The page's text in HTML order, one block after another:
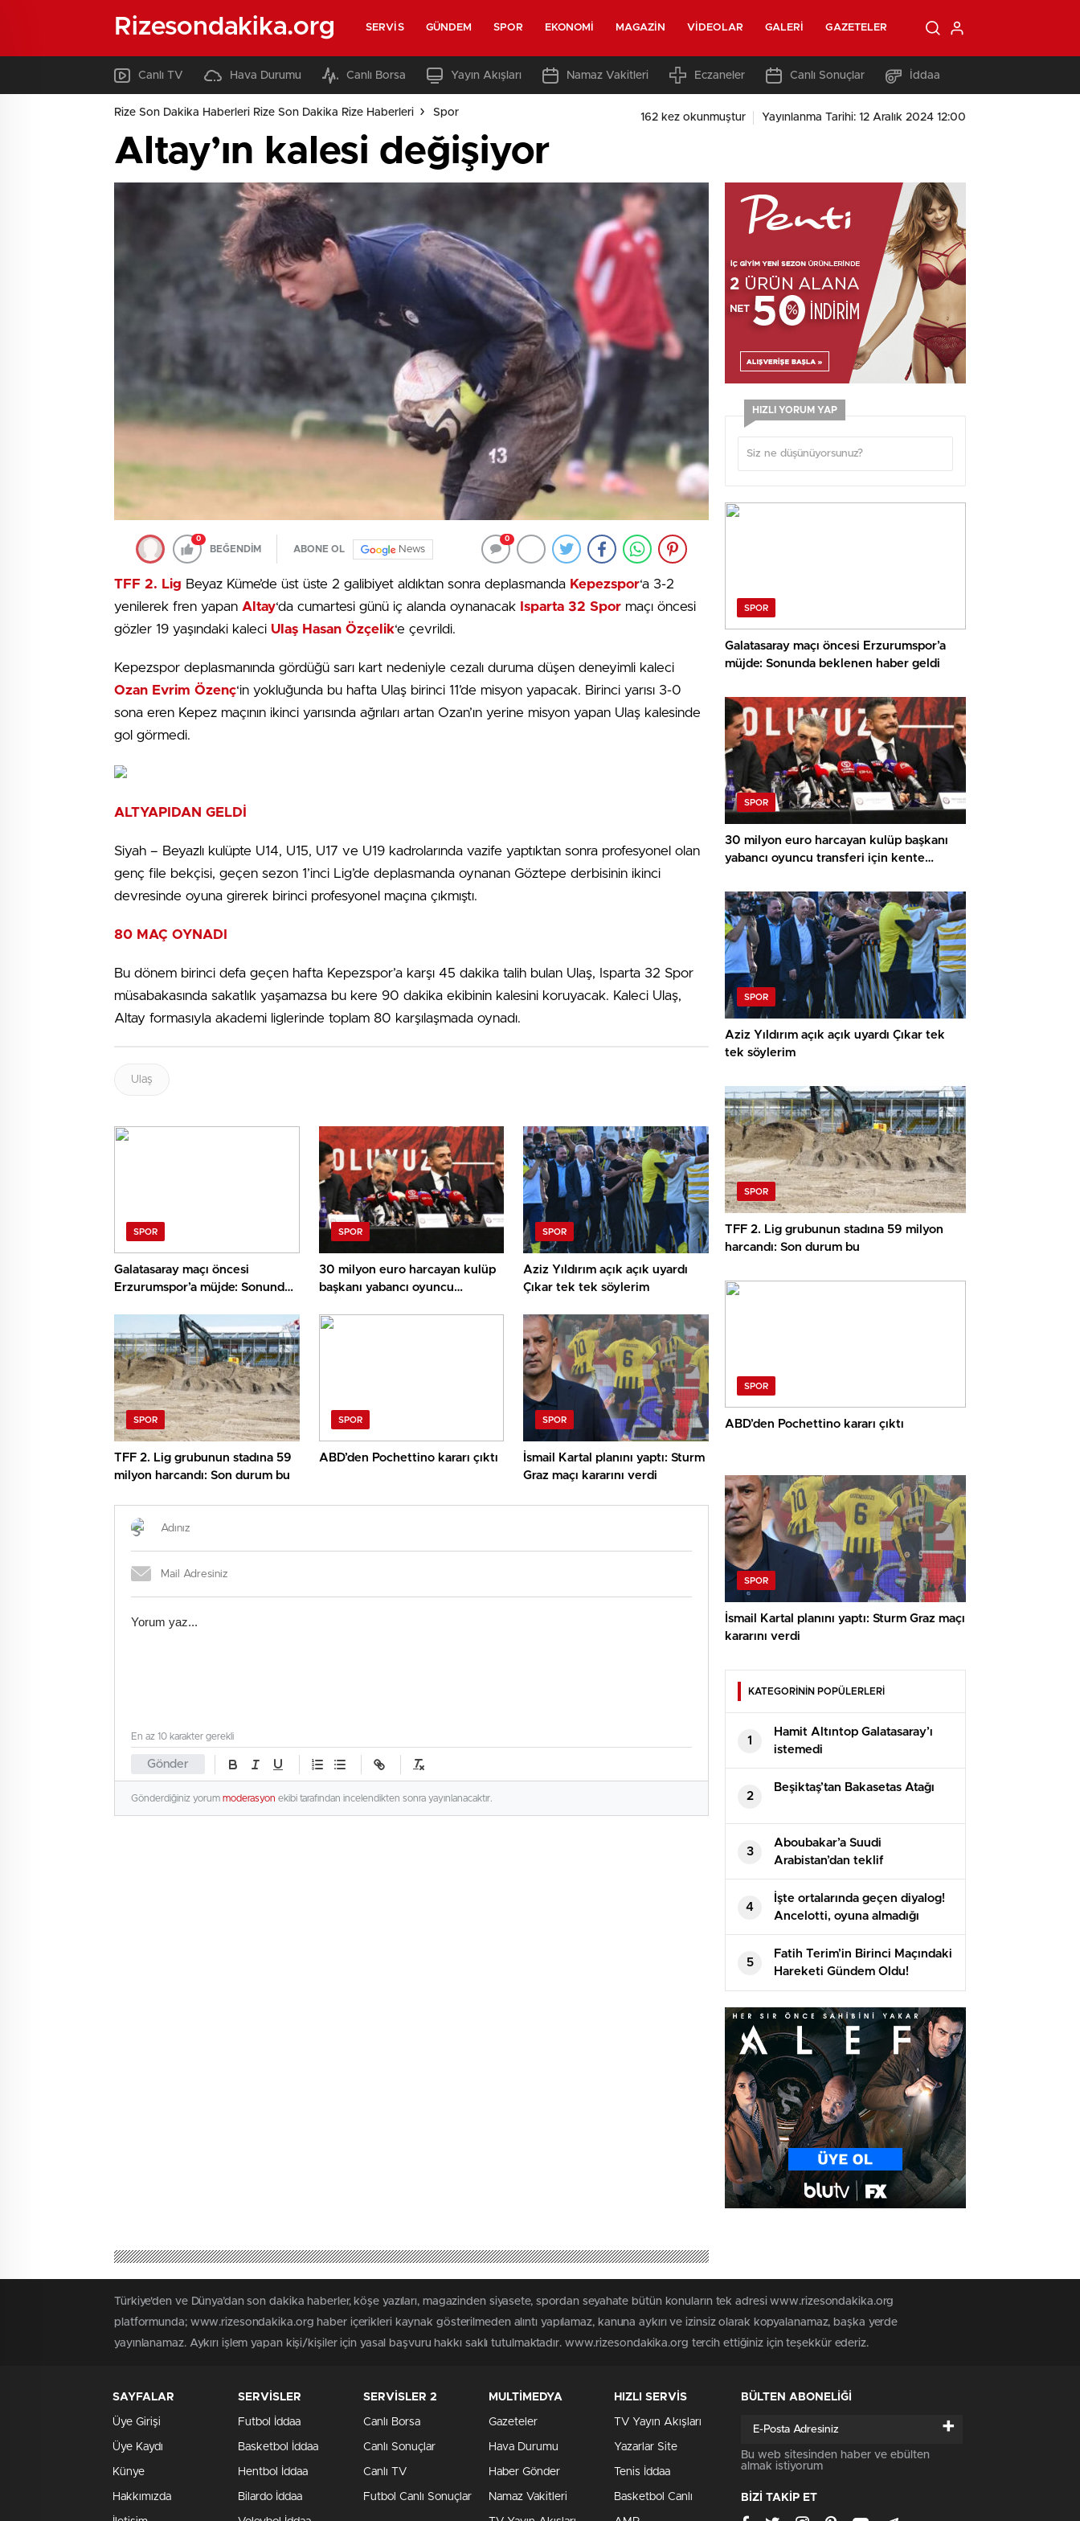
Rizesondakika.org SERVIS GÜNDEM SPOR EKONOMI MAGAZIN VIDEOLAR GALERI GAZETELER
Canlı TV Hava Durumu Canlı Borsa Yayın Akışları Namaz Vakitleri Eczaneler Canlı Sonuçlar İddaa
Rize Son Dakika Haberleri Rize Son Dakika Rize Haberleri Spor 162 kez okunmuştur Yayınlanma Tarihi: 12 Aralık 2024 12:00
Altay’ın kalesi değişiyor
0
BEĞENDİM ABONE OL News
0
TFF 2. Lig Beyaz Küme’de üst üste 2 galibiyet aldıktan sonra deplasmanda Kepezspor‘a 3-2
yenilerek fren yapan Altay‘da cumartesi günü iç alanda oynanacak Isparta 32 Spor maçı öncesi
gözler 19 yaşındaki kaleci Ulaş Hasan Özçelik‘e çevrildi.
Kepezspor deplasmanında gördüğü sarı kart nedeniyle cezalı duruma düşen deneyimli kaleci
Ozan Evrim Özenç‘in yokluğunda bu hafta Ulaş birinci 11’de misyon yapacak. Birinci yarısı 3-0
sona eren Kepez maçının ikinci yarısında ağrıları artan Ozan’ın yerine misyon yapan Ulaş kalesinde
gol görmedi.
ALTYAPIDAN GELDİ
Siyah – Beyazlı kulüpte U14, U15, U17 ve U19 kadrolarında vazife yaptıktan sonra profesyonel olan
genç file bekçisi, geçen sezon 1’inci Lig’de deplasmanda oynanan Göztepe derbisinin ikinci
devresinde oyuna girerek birinci profesyonel maçına çıkmıştı.
80 MAÇ OYNADI
Bu dönem birinci defa geçen hafta Kepezspor’a karşı 45 dakika talih bulan Ulaş, Isparta 32 Spor
müsabakasında sakatlık yaşamazsa bu kere 90 dakika ekibinin kalesini koruyacak. Kaleci Ulaş,
Altay formasıyla akademi liglerinde toplam 80 karşılaşmada oynadı.
Ulaş
SPOR
Galatasaray maçı öncesi
Erzurumspor’a müjde: Sonunda
SPOR
30 milyon euro harcayan kulüp
başkanı yabancı oyuncu
yapacak!
SPOR
Aziz Yıldırım açık açık uyardı
Çıkar tek tek söylerim
SPOR
TFF 2. Lig grubunun stadına 59
milyon harcandı: Son durum bu
SPOR
ABD’den Pochettino kararı çıktı
SPOR
İsmail Kartal planını yaptı: Sturm
Graz maçı kararını verdi
Gönder
En az 10 karakter gerekli
Gönderdiğiniz yorum moderasyon ekibi tarafından incelendikten sonra yayınlanacaktır.
HIZLI YORUM YAP
SPOR
Galatasaray maçı öncesi Erzurumspor’a
müjde: Sonunda beklenen haber geldi
SPOR
30 milyon euro harcayan kulüp başkanı
yabancı oyuncu transferi için kente
SPOR
Aziz Yıldırım açık açık uyardı Çıkar tek
tek söylerim
SPOR
TFF 2. Lig grubunun stadına 59 milyon
harcandı: Son durum bu
SPOR
ABD’den Pochettino kararı çıktı
SPOR
İsmail Kartal planını yaptı: Sturm Graz maçı
kararını verdi
KATEGORİNİN POPÜLERLERİ
1
Hamit Altıntop Galatasaray’ı
istemedi
2
Beşiktaş’tan Bakasetas Atağı
3
Aboubakar’a Suudi
Arabistan’dan teklif
4
İşte ortalarında geçen diyalog!
Ancelotti, oyuna almadığı
Arda’yı maç sonu soyunma
odasına çekti
5
Fatih Terim’in Birinci Maçındaki
Hareketi Gündem Oldu!
Türkiye'den ve Dünya’dan son dakika haberler, köşe yazıları, magazinden siyasete, spordan seyahate bütün konuların tek adresi www.rizesondakika.org
platformunda; www.rizesondakika.org haber içerikleri kaynak gösterilmeden alıntı yapılamaz, kanuna aykırı ve izinsiz olarak kopyalanamaz, başka yerde
yayınlanamaz. Aykırı işlem yapan kişi/kişiler için yasal başvuru hakkı saklı tutulmaktadır. www.rizesondakika.org tercih ettiğiniz için teşekkür ederiz.
SAYFALAR
Üye Girişi
Üye Kaydı
Künye
Hakkımızda
SERVİSLER
Futbol İddaa
Basketbol İddaa
Hentbol İddaa
Bilardo İddaa
SERVİSLER 2
Canlı Borsa
Canlı Sonuçlar
Canlı TV
Futbol Canlı Sonuçlar
MULTİMEDYA
Gazeteler
Hava Durumu
Haber Gönder
Namaz Vakitleri
HIZLI SERVİS
TV Yayın Akışları
Yazarlar Site
Tenis İddaa
Basketbol Canlı
BÜLTEN ABONELİĞİ
+
Bu web sitesinden haber ve ebülten
almak istiyorum
BİZİ TAKİP ET